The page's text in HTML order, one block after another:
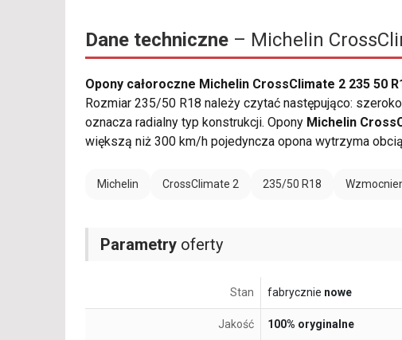
Dane techniczne – Michelin
Opony całoroczne Michelin CrossClimate 2 235 50
Rozmiar 235/50 R18 należy czytać następująco:
oznacza radialny typ konstrukcji. Opony Michelin
większą niż 300 km/h pojedyncza opona wytrzyma
Michelin CrossClimate 2 235/50 R18
Parametry oferty
Stan fabrycznie nowe
Jakość 100% oryginalne